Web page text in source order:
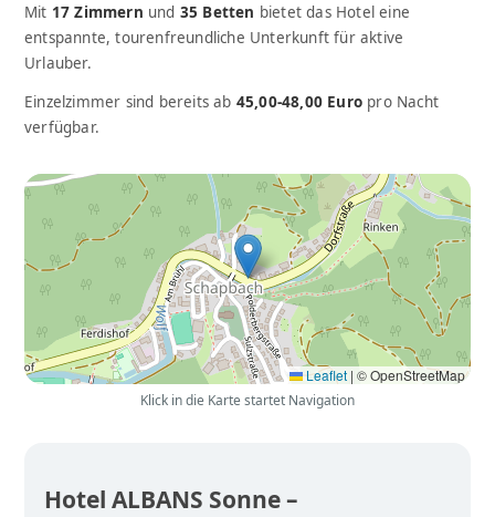
Mit 17 Zimmern und 35 Betten bietet das Hotel eine
entspannte, tourenfreundliche Unterkunft für aktive
Urlauber.
Einzelzimmer sind bereits ab 45,00-48,00 Euro pro Nacht
verfügbar.
Leaflet | © OpenStreetMap
Klick in die Karte startet Navigation
Hotel ALBANS Sonne –